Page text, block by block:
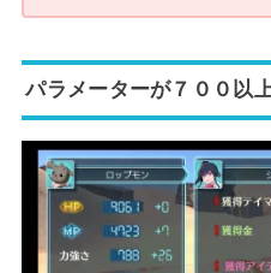
パラメーターが７００以